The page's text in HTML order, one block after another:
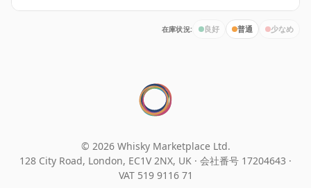
在庫状況: 良好 普通 少なめ
© 2026 Whisky Marketplace Ltd.
128 City Road, London, EC1V 2NX, UK · 会社番号 17204643 ·
VAT 519 9116 71